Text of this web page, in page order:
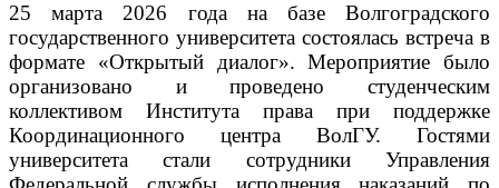
25 марта 2026 года на базе Волгоградского
государственного университета состоялась встреча в
формате «Открытый диалог». Мероприятие было
организовано и проведено студенческим
коллективом Института права при поддержке
Координационного центра ВолГУ. Гостями
университета стали сотрудники Управления